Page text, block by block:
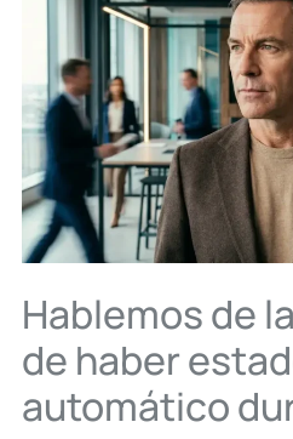
Hablemos de
de haber
automático